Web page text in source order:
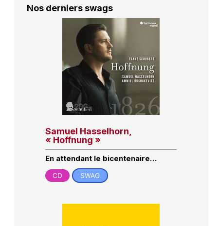
Nos derniers swags
Samuel Hasselhorn,
« Hoffnung »
En attendant le bicentenaire…
CD SWAG